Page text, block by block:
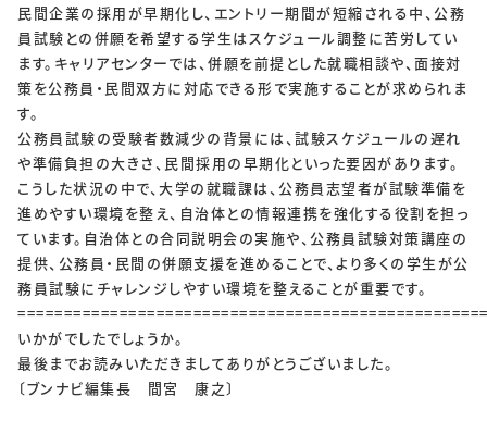
民間企業の採用が早期化し、エントリー期間が短縮される中、公務
員試験との併願を希望する学生はスケジュール調整に苦労してい
ます。キャリアセンターでは、併願を前提とした就職相談や、面接対
策を公務員・民間双方に対応できる形で実施することが求められま
す。
公務員試験の受験者数減少の背景には、試験スケジュールの遅れ
や準備負担の大きさ、民間採用の早期化といった要因があります。
こうした状況の中で、大学の就職課は、公務員志望者が試験準備を
進めやすい環境を整え、自治体との情報連携を強化する役割を担っ
ています。自治体との合同説明会の実施や、公務員試験対策講座の
提供、公務員・民間の併願支援を進めることで、より多くの学生が公
務員試験にチャレンジしやすい環境を整えることが重要です。
いかがでしたでしょうか。
最後までお読みいただきましてありがとうございました。
〔ブンナビ編集長 間宮 康之〕